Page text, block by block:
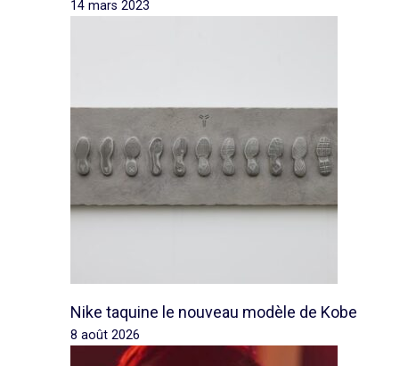
14 mars 2023
Nike taquine le nouveau modèle de Kobe
8 août 2026